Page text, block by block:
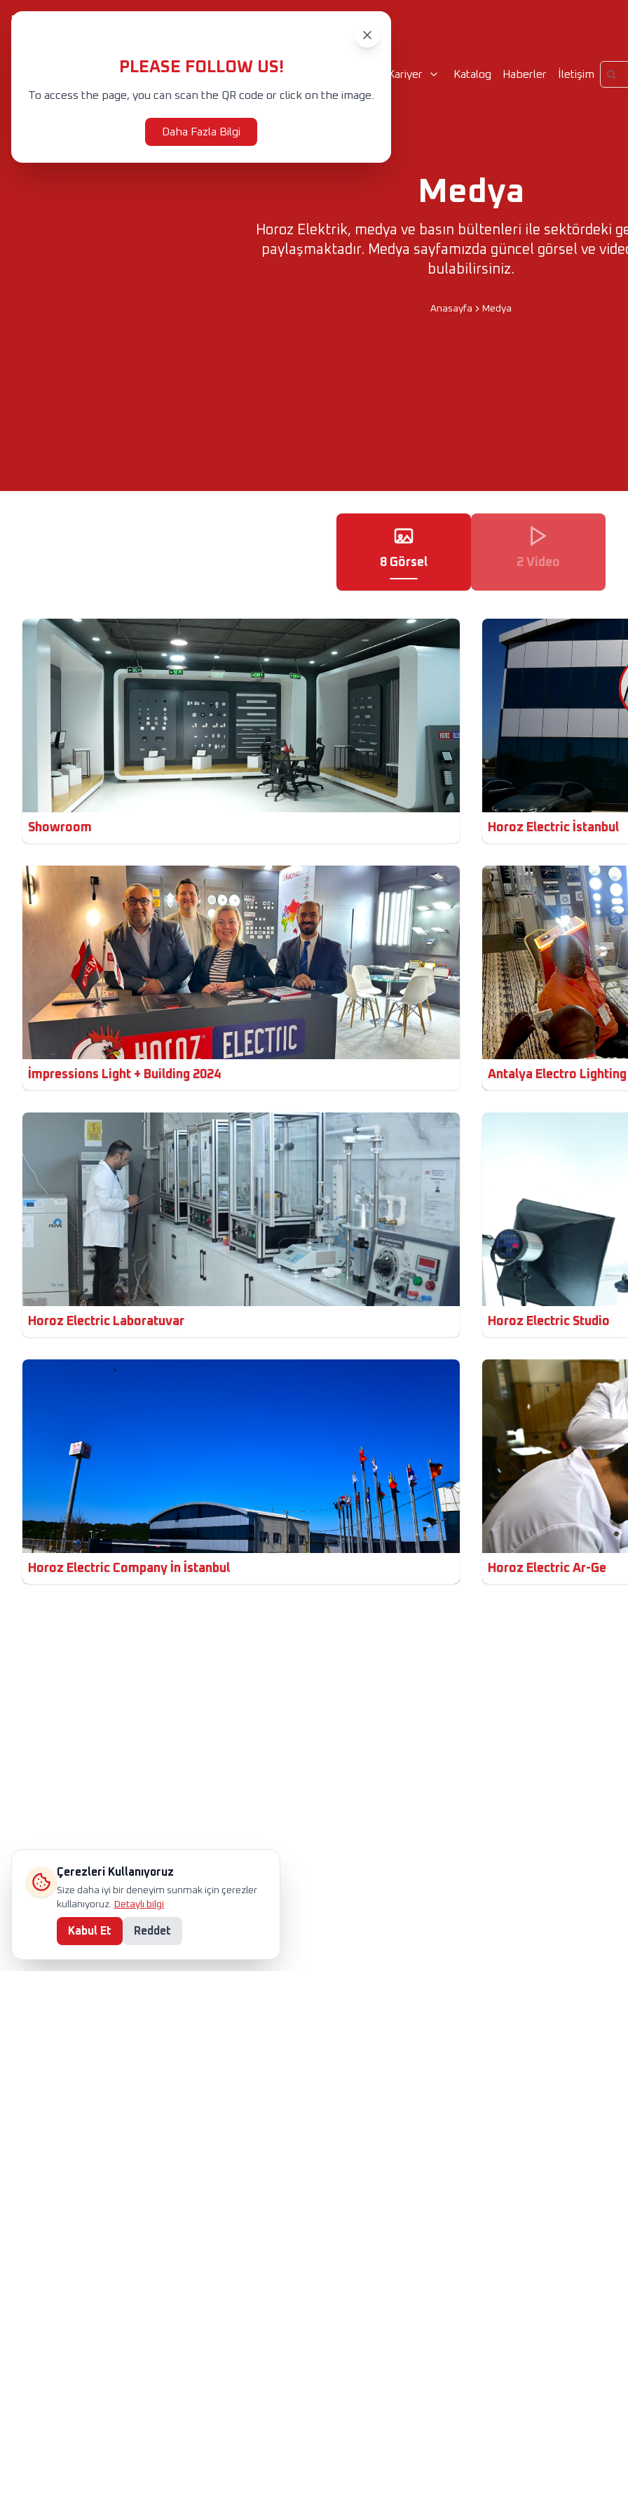
Ürünler
Yeni
Kariyer Katalog Haberler İletişim
PLEASE FOLLOW US!
To access the page, you can scan the QR code or click on the image.
Daha Fazla Bilgi
Çerezleri Kullanıyoruz
Size daha iyi bir deneyim sunmak için çerezler
kullanıyoruz. Detaylı bilgi
Kabul Et Reddet
Medya
Horoz Elektrik, medya ve basın bültenleri ile sektördeki
paylaşmaktadır. Medya sayfamızda güncel görsel ve
bulabilirsiniz.
Anasayfa Medya
8 Görsel 2 Video
Showroom Horoz Electric İstanbul
İmpressions Light + Building 2024 Antalya Electro
Horoz Electric Laboratuvar Horoz Electric Studio
Horoz Electric Company İn İstanbul Horoz Electric Ar-Ge